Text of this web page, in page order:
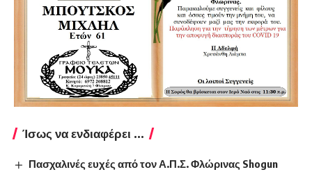
Ίσως να ενδιαφέρει ...
Πασχαλινές ευχές από τον Α.Π.Σ. Φλώρινας Shogun